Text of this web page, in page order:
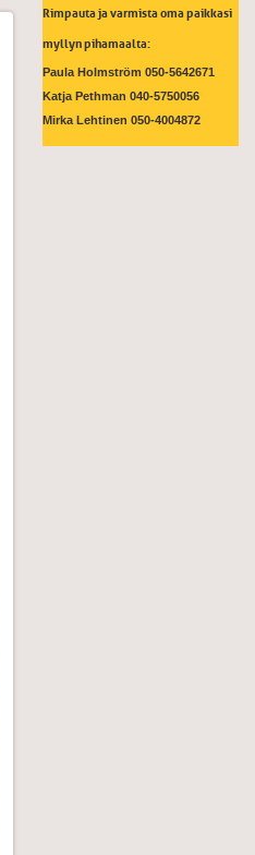
Rimpauta ja varmista oma paikkasi
myllyn pihamaalta:
Paula Holmström 050-5642671
Katja Pethman 040-5750056
Mirka Lehtinen 050-4004872